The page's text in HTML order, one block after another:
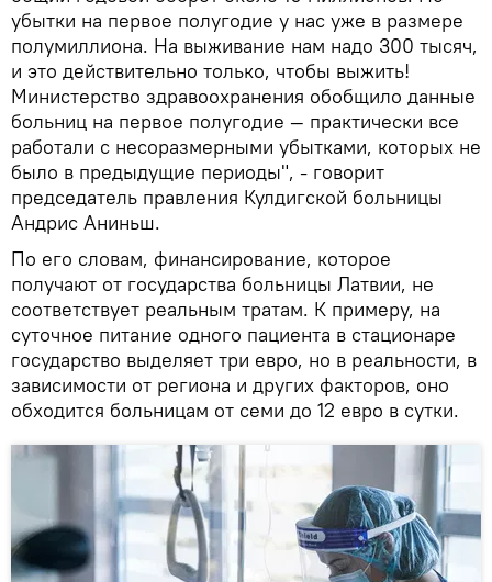
убытки на первое полугодие у нас уже в размере
полумиллиона. На выживание нам надо 300 тысяч,
и это действительно только, чтобы выжить!
Министерство здравоохранения обобщило данные
больниц на первое полугодие — практически все
работали с несоразмерными убытками, которых не
было в предыдущие периоды", - говорит
председатель правления Кулдигской больницы
Андрис Аниньш.
По его словам, финансирование, которое
получают от государства больницы Латвии, не
соответствует реальным тратам. К примеру, на
суточное питание одного пациента в стационаре
государство выделяет три евро, но в реальности, в
зависимости от региона и других факторов, оно
обходится больницам от семи до 12 евро в сутки.